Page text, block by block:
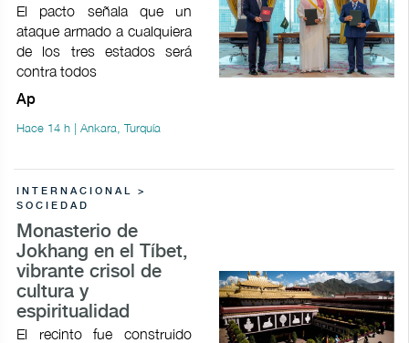
El pacto señala que un
ataque armado a cualquiera
de los tres estados será
contra todos
Ap
Hace 14 h | Ankara, Turquía
INTERNACIONAL >
SOCIEDAD
Monasterio de
Jokhang en el Tíbet,
vibrante crisol de
cultura y
espiritualidad
El recinto fue construido